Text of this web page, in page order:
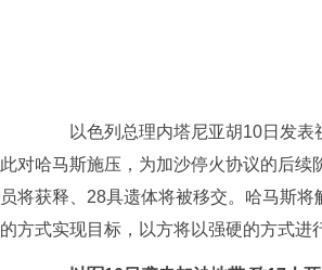
以色列总理内塔尼亚胡10日发表视
此对哈马斯施压，为加沙停火协议的后续
员将获释、28具遗体将被移交。哈马斯
的方式实现目标，以方将以强硬的方式进